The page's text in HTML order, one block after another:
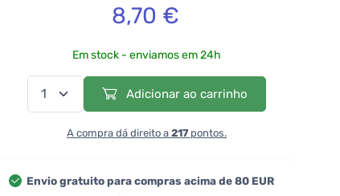
8,70 €
Em stock - enviamos em 24h
Adicionar ao carrinho
A compra dá direito a 217 pontos.
Envio gratuito para compras acima de 80 EUR